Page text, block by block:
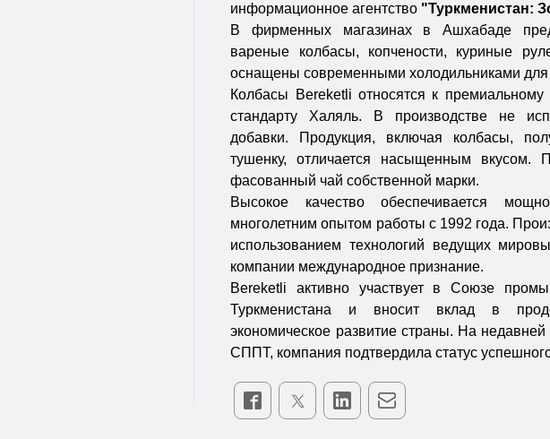
информационное агентство "Туркменистан:
В фирменных магазинах в Ашхабаде
вареные колбасы, копчености, куриные
оснащены современными холодильниками для
Колбасы Bereketli относятся к
стандарту Халяль. В производстве не
добавки. Продукция, включая колбасы,
тушенку, отличается насыщенным вкусом.
фасованный чай собственной марки.
Высокое качество обеспечивается
многолетним опытом работы с 1992 года.
использованием технологий ведущих
компании международное признание.
Bereketli активно участвует в Союзе
Туркменистана и вносит вклад в
экономическое развитие страны. На
СППТ, компания подтвердила статус